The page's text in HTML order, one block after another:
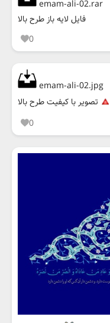
emam-ali-02.rar
فایل لایه باز طرح بالا
0
emam-ali-02.jpg
تصویر با کیفیت طرح بالا
0